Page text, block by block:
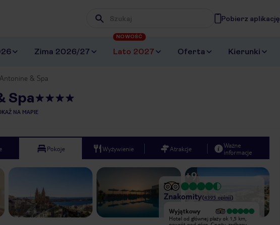
Wpisz frazę, której szukasz
Pobierz aplikację
Zima 2026/27 Lato 2027
NOWOŚĆ
Oferta Kierunki
& Spa
Spa
NA MAPIE
Pokoje Wyżywienie Atrakcje
Ważne
informacje
Next slide
1/15
+9
Znakomity(4395 opinii)
Bardzo dobry
Pobyt w tym hotelu oceniam bardzo
Wyjątkowy
Hotel od głównej plaży ok 1,5 km,